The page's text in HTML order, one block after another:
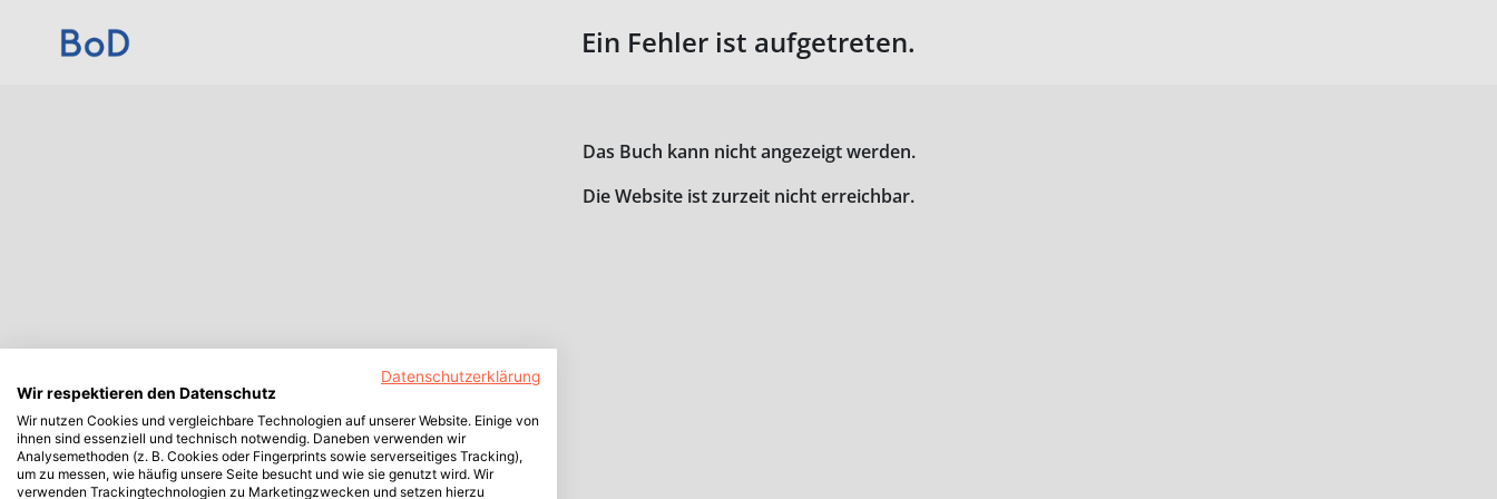
Ein Fehler ist aufgetreten.
Das Buch kann nicht angezeigt werden.
Die Website ist zurzeit nicht erreichbar.
Datenschutzerklärung
Wir respektieren den Datenschutz
Wir nutzen Cookies und vergleichbare Technologien auf unserer Website. Einige von
ihnen sind essenziell und technisch notwendig. Daneben verwenden wir
Analysemethoden (z. B. Cookies oder Fingerprints sowie serverseitiges Tracking),
um zu messen, wie häufig unsere Seite besucht und wie sie genutzt wird. Wir
verwenden Trackingtechnologien zu Marketingzwecken und setzen hierzu